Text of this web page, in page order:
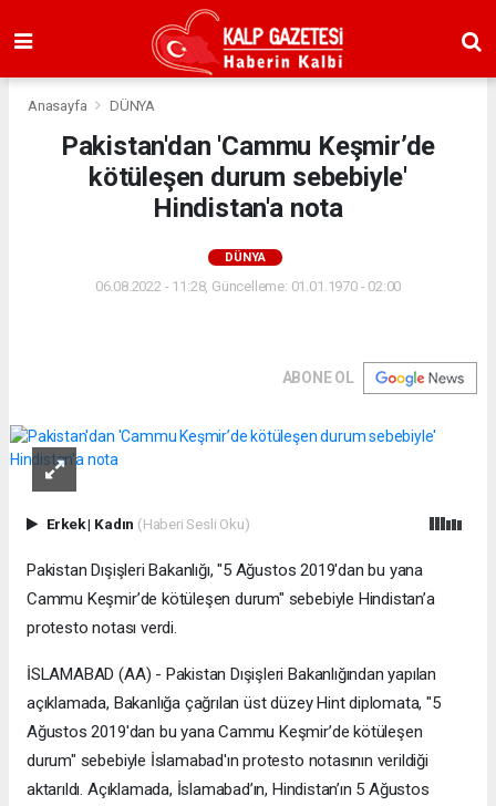
Anasayfa DÜNYA
Pakistan'dan 'Cammu Keşmir’de
kötüleşen durum sebebiyle'
Hindistan'a nota
DÜNYA
06.08.2022 - 11:28, Güncelleme: 01.01.1970 - 02:00
ABONE OL
Erkek| Kadın (Haberi Sesli Oku)
Pakistan Dışişleri Bakanlığı, "5 Ağustos 2019'dan bu yana
Cammu Keşmir’de kötüleşen durum" sebebiyle Hindistan’a
protesto notası verdi.
İSLAMABAD (AA) - Pakistan Dışişleri Bakanlığından yapılan
açıklamada, Bakanlığa çağrılan üst düzey Hint diplomata, "5
Ağustos 2019'dan bu yana Cammu Keşmir’de kötüleşen
durum" sebebiyle İslamabad'ın protesto notasının verildiği
aktarıldı. Açıklamada, İslamabad’ın, Hindistan’ın 5 Ağustos